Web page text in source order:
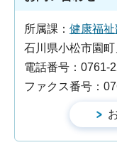
所属課： 健康福
石川県小松市園
電話番号：0761-
ファクス番号：